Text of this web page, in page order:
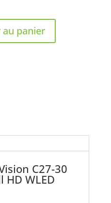
panier
C27-30
HD WLED